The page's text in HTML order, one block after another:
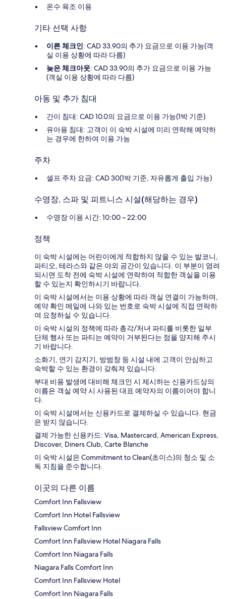
온수 욕조 이용
기타 선택 사항
이른 체크인: CAD 33.90의 추가 요금으로 이용 가능(객
실 이용 상황에 따라 다름)
늦은 체크아웃: CAD 33.90의 추가 요금으로 이용 가능
(객실 이용 상황에 따라 다름)
아동 및 추가 침대
간이 침대: CAD 10.0의 요금으로 이용 가능(1박 기준)
유아용 침대: 고객이 이 숙박 시설에 미리 연락해 예약하
는 경우에 한하여 이용 가능
주차
셀프 주차 요금: CAD 30(1박 기준, 자유롭게 출입 가능)
수영장, 스파 및 피트니스 시설(해당하는 경우)
수영장 이용 시간: 10:00 ~ 22:00
정책
이 숙박 시설에는 어린이에게 적합하지 않을 수 있는 발코니,
파티오, 테라스와 같은 야외 공간이 있습니다. 이 부분이 염려
되시면 도착 전에 숙박 시설에 연락하여 적합한 객실을 이용
할 수 있는지 확인하시기 바랍니다.
이 숙박 시설에서는 이용 상황에 따라 객실 연결이 가능하며,
예약 확인 메일에 나와 있는 번호로 숙박 시설에 직접 연락하
여 요청하실 수 있습니다.
이 숙박 시설의 정책에 따라 총각/처녀 파티를 비롯한 일부
단체 행사 또는 파티는 예약이 거부된다는 점을 양지해 주시
기 바랍니다.
소화기, 연기 감지기, 방범창 등 시설 내에 고객이 안심하고
숙박할 수 있는 환경이 갖춰져 있습니다.
부대 비용 발생에 대비해 체크인 시 제시하는 신용카드상의
이름은 객실 예약 시 사용된 대표 예약자의 이름이어야 합니
다.
이 숙박 시설에서는 신용카드로 결제하실 수 있습니다. 현금
은 받지 않습니다.
결제 가능한 신용카드: Visa, Mastercard, American Express,
Discover, Diners Club, Carte Blanche
이 숙박 시설은 Commitment to Clean(초이스)의 청소 및 소
독 지침을 준수합니다.
이곳의 다른 이름
Comfort Inn Fallsview
Comfort Inn Hotel Fallsview
Fallsview Comfort Inn
Comfort Inn Fallsview Hotel Niagara Falls
Comfort Inn Niagara Falls
Niagara Falls Comfort Inn
Comfort Inn Fallsview Hotel
Comfort Inn Niagara Falls